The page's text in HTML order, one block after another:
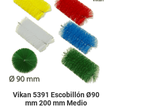
Vikan 5391 Escobillón Ø90
mm 200 mm Medio